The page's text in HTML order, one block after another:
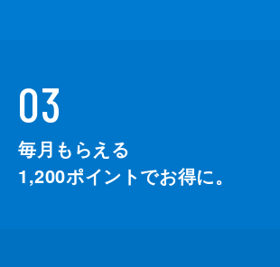
03
毎月もらえる
1,200ポイントでお得に。